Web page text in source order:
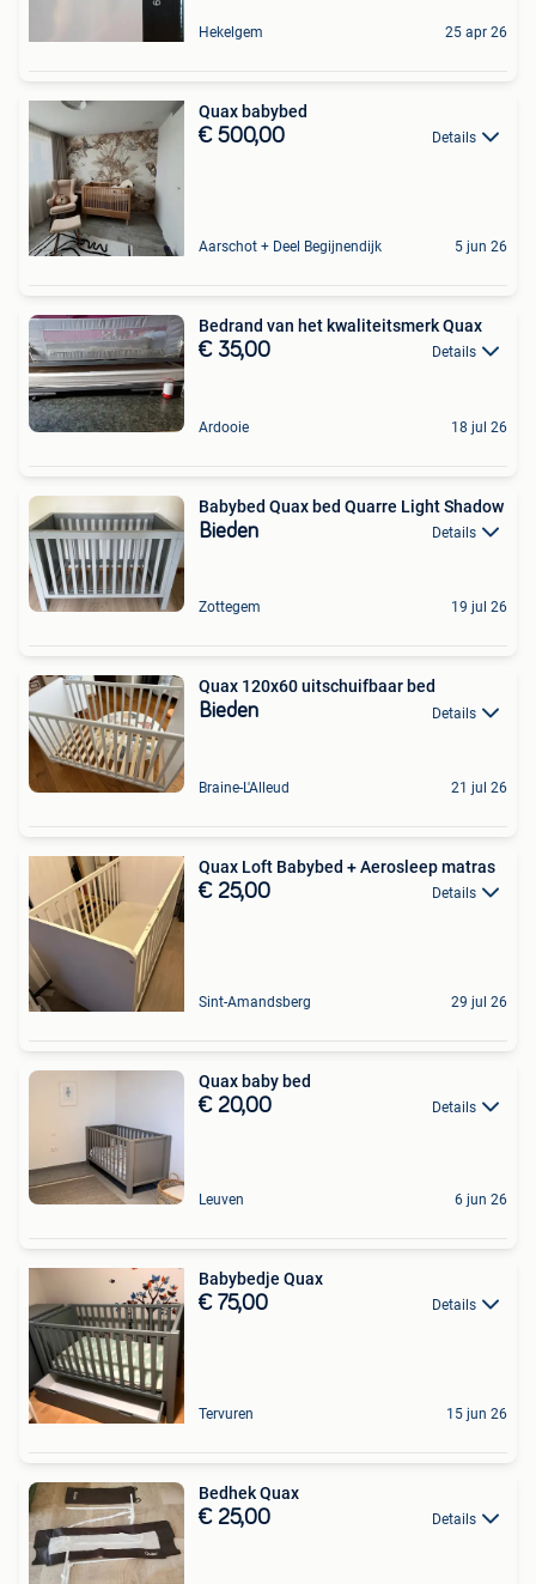
Hekelgem 25 apr 26
Quax babybed
€ 500,00 Details
Aarschot + Deel Begijnendijk 5 jun 26
Bedrand van het kwaliteitsmerk Quax
€ 35,00 Details
Ardooie 18 jul 26
Babybed Quax bed Quarre Light Shadow
Bieden Details
Zottegem 19 jul 26
Quax 120x60 uitschuifbaar bed
Bieden Details
Braine-L'Alleud 21 jul 26
Quax Loft Babybed + Aerosleep matras
€ 25,00 Details
Sint-Amandsberg 29 jul 26
Quax baby bed
€ 20,00 Details
Leuven 6 jun 26
Babybedje Quax
€ 75,00 Details
Tervuren 15 jun 26
Bedhek Quax
€ 25,00 Details